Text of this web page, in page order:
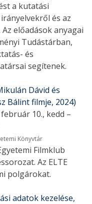
a kutatási
és az
előadások anyagai
Tudástárban,
és
segítenek.
Dávid és
Bálint filmje, 2024)
február 10., kedd –
Könyvtár
Filmklub
Az ELTE
polgárokat.
adatok kezelése,